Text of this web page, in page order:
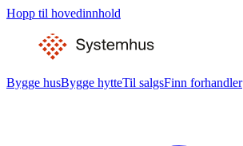
Hopp til hovedinnhold
Bygge husBygge hytteTil salgsFinn forhandler